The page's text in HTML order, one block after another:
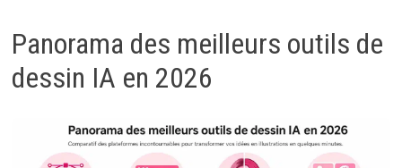
Panorama des meilleurs outils de
dessin IA en 2026